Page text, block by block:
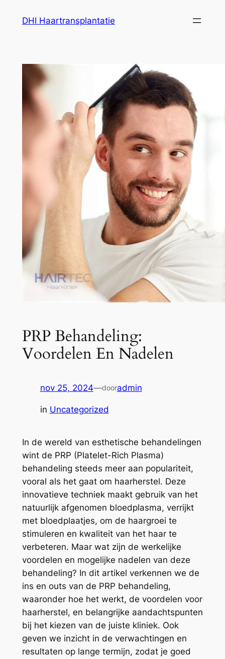
DHI Haartransplantatie
PRP Behandeling:
Voordelen En Nadelen
nov 25, 2024—dooradmin
in Uncategorized
In de wereld van esthetische behandelingen
wint de PRP (Platelet-Rich Plasma)
behandeling steeds meer aan populariteit,
vooral als het gaat om haarherstel. Deze
innovatieve techniek maakt gebruik van het
natuurlijk afgenomen bloedplasma, verrijkt
met bloedplaatjes, om de haargroei te
stimuleren en kwaliteit van het haar te
verbeteren. Maar wat zijn de werkelijke
voordelen en mogelijke nadelen van deze
behandeling? In dit artikel verkennen we de
ins en outs van de PRP behandeling,
waaronder hoe het werkt, de voordelen voor
haarherstel, en belangrijke aandachtspunten
bij het kiezen van de juiste kliniek. Ook
geven we inzicht in de verwachtingen en
resultaten op lange termijn, zodat je goed